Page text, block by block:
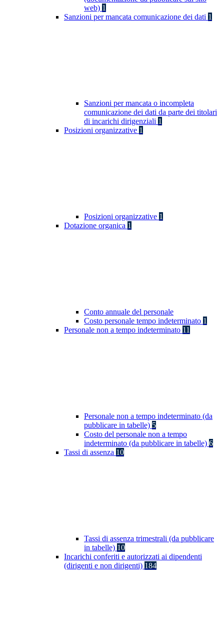
web) 1
Sanzioni per mancata comunicazione dei dati 1
Sanzioni per mancata o incompleta
comunicazione dei dati da parte dei titolari
di incarichi dirigenziali 1
Posizioni organizzative 1
Posizioni organizzative 1
Dotazione organica 1
Conto annuale del personale
Costo personale tempo indeterminato 1
Personale non a tempo indeterminato 11
Personale non a tempo indeterminato (da
pubblicare in tabelle) 5
Costo del personale non a tempo
indeterminato (da pubblicare in tabelle) 6
Tassi di assenza 10
Tassi di assenza trimestrali (da pubblicare
in tabelle) 10
Incarichi conferiti e autorizzati ai dipendenti
(dirigenti e non dirigenti) 184